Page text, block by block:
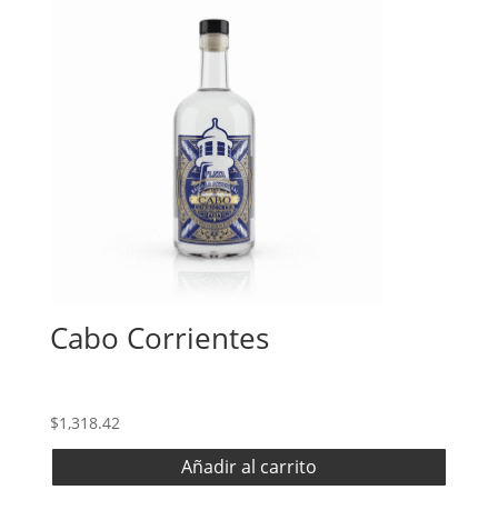
Cabo Corrientes
$1,318.42
Añadir al carrito